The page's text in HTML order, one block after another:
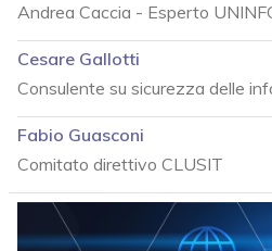
Andrea Caccia - Esperto
Cesare Gallotti
Consulente su sicurezza delle
Fabio Guasconi
Comitato direttivo CLUSIT